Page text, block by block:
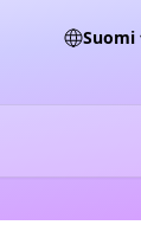
Suomi